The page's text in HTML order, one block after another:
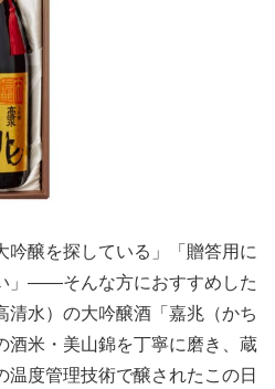
吟醸を探している」「贈答用に
」——そんな方におすすめした
清水）の大吟醸酒「嘉兆（かち
酒米・美山錦を丁寧に磨き、蔵
温度管理技術で醸されたこの日